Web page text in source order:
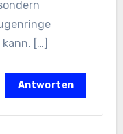
[…]
Antworten